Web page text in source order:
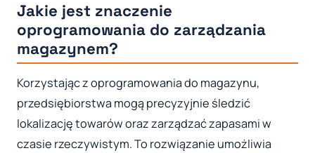
Jakie jest znaczenie
oprogramowania do zarządzania
magazynem?
Korzystając z oprogramowania do magazynu,
przedsiębiorstwa mogą precyzyjnie śledzić
lokalizację towarów oraz zarządzać zapasami w
czasie rzeczywistym. To rozwiązanie umożliwia